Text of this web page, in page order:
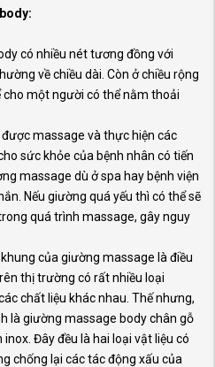
có nhiều nét tương đồng với
về chiều dài. Còn ở chiều rộng
một người có thể nằm thoải
massage và thực hiện các
sức khỏe của bệnh nhân có tiến
massage dù ở spa hay bệnh viện
Nếu giường quá yếu thì có thể sẽ
quá trình massage, gây nguy
của giường massage là điều
thị trường có rất nhiều loại
chất liệu khác nhau. Thế nhưng,
là giường massage body chân gỗ
Đây đều là hai loại vật liệu có
chống lại các tác động xấu của